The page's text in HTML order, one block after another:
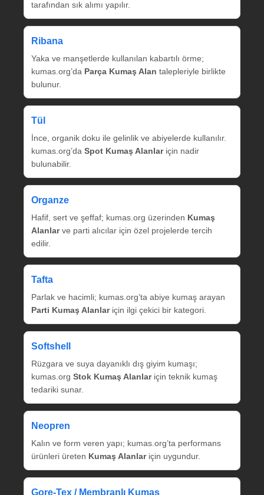
tarafından sık alımı yapılır.
Ribana
Yaka ve manşetlerde kullanılan kabartılı örme;
kumas.org’da Parça Kumaş Alan talepleriyle birlikte
bulunur.
Tül
İnce, organik doku ile gelinlik ve abiyelerde kullanılır.
kumas.org’da Spot Kumaş Alanlariçin nadir
bulunabilir.
Organze
Hafif, sert ve şeffaf; kumas.org üzerinden Kumaş
Alanlarve parti alıcılar için özel projelerde tercih
edilir.
Tafta
Parlak ve hacimli; kumas.org’ta abiye kumaş arayan
Parti Kumaş Alanlariçin ilgi çekici bir kategori.
Softshell
Rüzgara ve suya dayanıklı dış giyim kumaşı;
kumas.org Stok Kumaş Alanlariçin teknik kumaş
tedariki sunar.
Neopren
Kalın ve form veren yapı; kumas.org’ta performans
ürünleri üreten Kumaş Alanlariçin uygundur.
Gore‑Tex / Membranlı Kumaş